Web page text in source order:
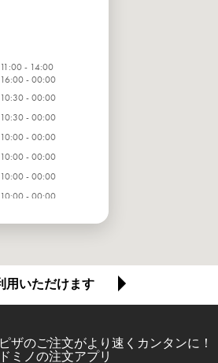
11:00 - 14:00
16:00 - 00:00
10:30 - 00:00
10:30 - 00:00
10:00 - 00:00
10:00 - 00:00
10:00 - 00:00
10:00 - 00:00
用いただけます
ピザのご注文がより速くカンタンに！
ドミノの注文アプリ